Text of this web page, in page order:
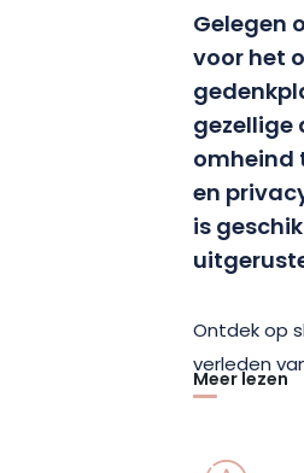
Gelegen
voor het
gezellige
omheind
en
is
Ontdek op
verleden
om de
Meer lezen